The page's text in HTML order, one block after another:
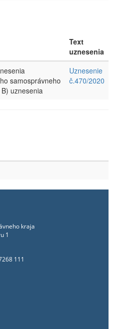
Text
uznesenia
samosprávneho
uznesenia
Uznesenie
č.470/2020
kraja
1
111